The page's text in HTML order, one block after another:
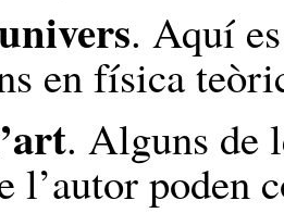
. Aquí
en física
. Alguns de
l’autor poden